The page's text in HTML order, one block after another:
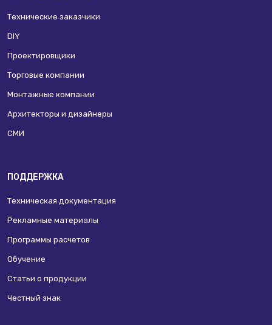
Технические заказчики
DIY
Проектировщики
Торговые компании
Монтажные компании
Архитекторы и дизайнеры
СМИ
ПОДДЕРЖКА
Техническая документация
Рекламные материалы
Программы расчетов
Обучение
Статьи о продукции
Честный знак